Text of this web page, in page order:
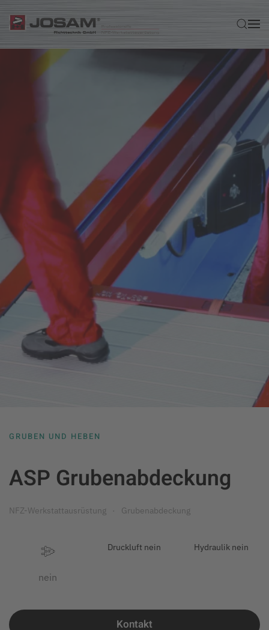
Zum Hauptinhalt springen
GRUBEN UND HEBEN
ASP Grubenabdeckung
NFZ-Werkstattausrüstung Grubenabdeckung
nein
Druckluft nein Hydraulik nein
Kontakt